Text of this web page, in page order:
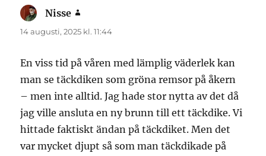
Nisse
14 augusti, 2025 kl. 11:44
En viss tid på våren med lämplig väderlek kan
man se täckdiken som gröna remsor på åkern
– men inte alltid. Jag hade stor nytta av det då
jag ville ansluta en ny brunn till ett täckdike. Vi
hittade faktiskt ändan på täckdiket. Men det
var mycket djupt så som man täckdikade på